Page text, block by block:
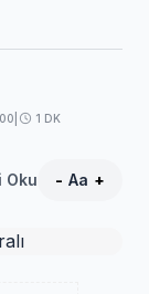
1 DK
Oku - Aa +